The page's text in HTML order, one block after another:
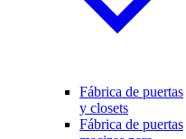
Fábrica de puertas
y closets
Fábrica de puertas